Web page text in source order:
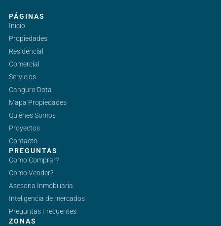
PÁGINAS
Inicio
Propiedades
Residencial
Comercial
Servicios
Canguro Data
Mapa Propiedades
Quiénes Somos
Proyectos
Contacto
PREGUNTAS
Como Comprar?
Como Vender?
Asesoria Inmobiliaria
Inteligencia de mercados
Preguntas Frecuentes
ZONAS